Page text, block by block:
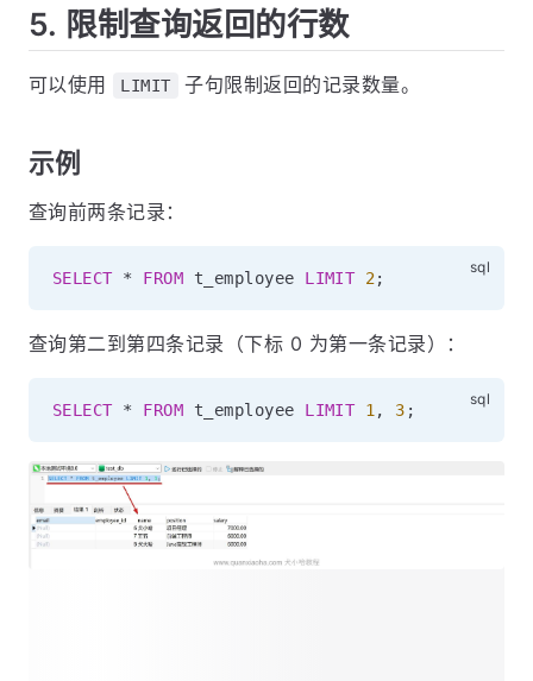
5. 限制查询返回的行数
可以使用 LIMIT 子句限制返回的记录数量。
示例
查询前两条记录：
SELECT * FROM t_employee LIMIT 2;
查询第二到第四条记录（下标 0 为第一条记录）：
SELECT * FROM t_employee LIMIT 1 , 3 ;